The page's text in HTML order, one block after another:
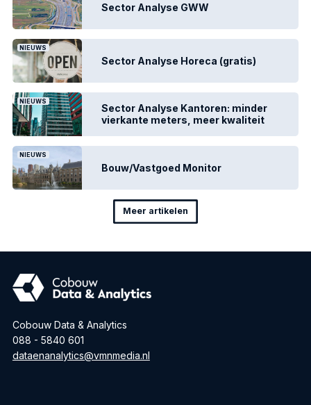
Sector Analyse GWW
NIEUWS
Sector Analyse Horeca (gratis)
NIEUWS
Sector Analyse Kantoren: minder
vierkante meters, meer kwaliteit
NIEUWS
Bouw/Vastgoed Monitor
Meer artikelen
Cobouw Data & Analytics
088 - 5840 601
dataenanalytics@vmnmedia.nl